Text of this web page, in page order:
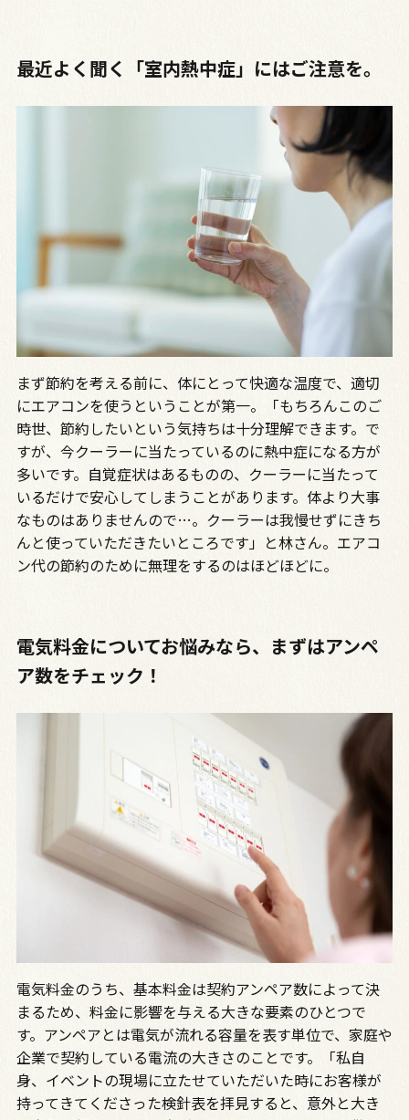
最近よく聞く「室内熱中症」にはご注意を。
まず節約を考える前に、体にとって快適な温度で、適切
にエアコンを使うということが第一。「もちろんこのご
時世、節約したいという気持ちは十分理解できます。で
すが、今クーラーに当たっているのに熱中症になる方が
多いです。自覚症状はあるものの、クーラーに当たって
いるだけで安心してしまうことがあります。体より大事
なものはありませんので…。クーラーは我慢せずにきち
んと使っていただきたいところです」と林さん。エアコ
ン代の節約のために無理をするのはほどほどに。
電気料金についてお悩みなら、まずはアンペ
ア数をチェック！
電気料金のうち、基本料金は契約アンペア数によって決
まるため、料金に影響を与える大きな要素のひとつで
す。アンペアとは電気が流れる容量を表す単位で、家庭や
企業で契約している電流の大きさのことです。「私自
身、イベントの現場に立たせていただいた時にお客様が
持ってきてくださった検針表を拝見すると、意外と大き